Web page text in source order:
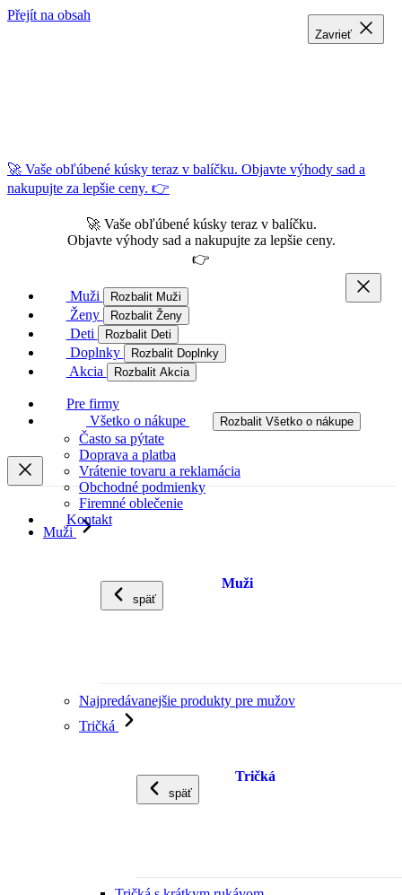
Přejít na obsah
🚀 Vaše obľúbené kúsky teraz v balíčku. Objavte výhody sad a
nakupujte za lepšie ceny. 👉
🚀 Vaše obľúbené kúsky teraz v balíčku.
Objavte výhody sad a nakupujte za lepšie ceny.
👉
Muži Rozbalit Muži
Ženy Rozbalit Ženy
Deti Rozbalit Deti
Doplnky Rozbalit Doplnky
Akcia Rozbalit Akcia
Pre firmy
Všetko o nákupe
Rozbalit Všetko o nákupe
Často sa pýtate
Doprava a platba
Vrátenie tovaru a reklamácia
Obchodné podmienky
Firemné oblečenie
Kontakt
Muži
späť
Muži
Najpredávanejšie produkty pre mužov
Tričká
späť
Tričká
Zavrieť
Zavrieť
Zavrieť